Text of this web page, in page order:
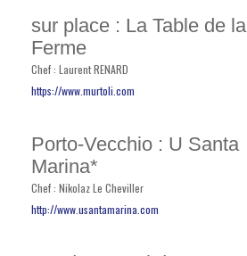
sur place : La Table de la
Ferme
Chef : Laurent RENARD
https://www.murtoli.com
Porto-Vecchio : U Santa
Marina*
Chef : Nikolaz Le Cheviller
http://www.usantamarina.com